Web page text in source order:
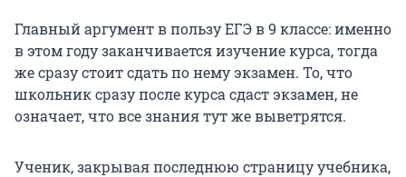
Главный аргумент в пользу ЕГЭ в 9 классе: именно
в этом году заканчивается изучение курса, тогда
же сразу стоит сдать по нему экзамен. То, что
школьник сразу после курса сдаст экзамен, не
означает, что все знания тут же выветрятся.
Ученик, закрывая последнюю страницу учебника,